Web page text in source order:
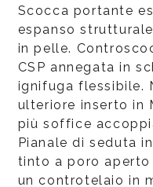
Scocca portante
espanso
in pelle.
CSP annegata in
ignifuga flessibile.
ulteriore inserto in
più soffice
Pianale di seduta
tinto a poro
un controtelaio in